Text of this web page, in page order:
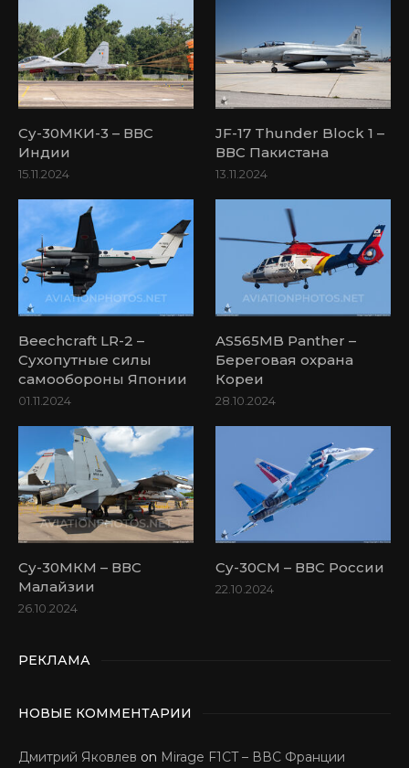
Су-30МКИ-3 – ВВС
Индии
15.11.2024
JF-17 Thunder Block 1 –
ВВС Пакистана
13.11.2024
Beechcraft LR-2 –
Сухопутные силы
самообороны Японии
01.11.2024
AS565MB Panther –
Береговая охрана
Кореи
28.10.2024
Су-30МКМ – ВВС
Малайзии
26.10.2024
Су-30СМ – ВВС России
22.10.2024
РЕКЛАМА
НОВЫЕ КОММЕНТАРИИ
Дмитрий Яковлев on Mirage F1CT – ВВС Франции